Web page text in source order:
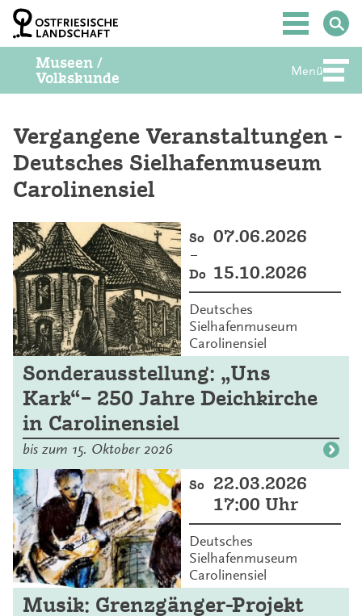
a
Hauptmenü
Museen /
Volkskunde Menü
Vergangene Veranstaltungen -
Deutsches Sielhafenmuseum
Carolinensiel
So 07.06.2026
–
Do 15.10.2026
Deutsches
Sielhafenmuseum
Carolinensiel
Sonderausstellung: „Uns
Kark“– 250 Jahre Deichkirche
in Carolinensiel
bis zum 15. Oktober 2026
So
22.03.2026
17:00 Uhr
Deutsches
Sielhafenmuseum
Carolinensiel
Musik: Grenzgänger-Projekt